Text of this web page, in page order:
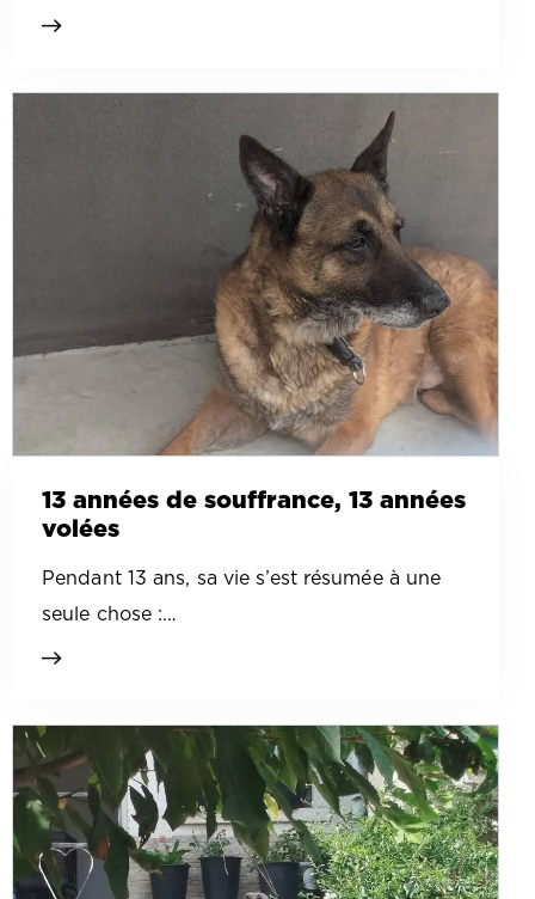
13 années de souffrance, 13 années
volées
Pendant 13 ans, sa vie s’est résumée à une
seule chose :…